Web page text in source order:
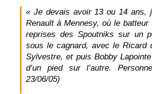
« Je devais avoir 13 ou 14 ans,
Renault à Mennesy, où le
reprises des Spoutniks sur un
sous le cagnard, avec le
Sylvestre, et puis Bobby
d’un pied sur l’autre.
23/06/05)